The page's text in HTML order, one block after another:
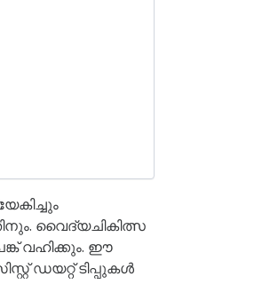
വൈദ്യചികിത്സ
വഹിക്കും. ഈ
ഡയറ്റ് ടിപ്പുകൾ